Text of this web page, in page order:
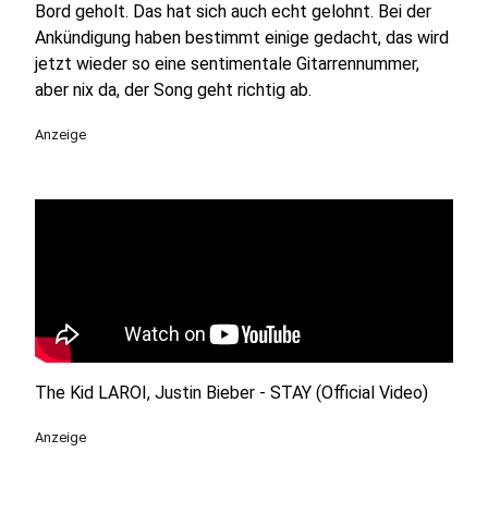
Bord geholt. Das hat sich auch echt gelohnt. Bei der
Ankündigung haben bestimmt einige gedacht, das wird
jetzt wieder so eine sentimentale Gitarrennummer,
aber nix da, der Song geht richtig ab.
Anzeige
The Kid LAROI, Justin Bieber - STAY (Official Video)
Anzeige